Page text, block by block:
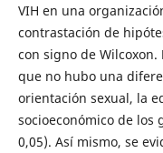
VIH en una
contrastación de
con signo de Wilcoxon.
que no hubo una
orientación sexual, la
socioeconómico de los
0,05). Así mismo, se